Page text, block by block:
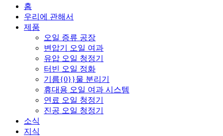
홈
우리에 관해서
제품
오일 증류 공장
변압기 오일 여과
유압 오일 청정기
터빈 오일 정화
기름{0}}물 분리기
휴대용 오일 여과 시스템
연료 오일 청정기
진공 오일 청정기
소식
지식